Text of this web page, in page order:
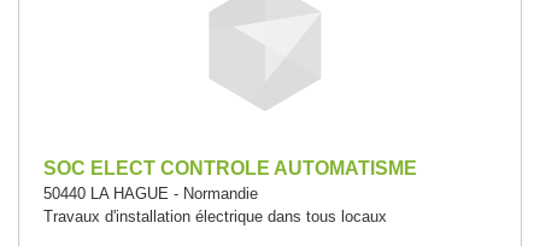
SOC ELECT CONTROLE AUTOMATISME
50440 LA HAGUE - Normandie
Travaux d'installation électrique dans tous locaux